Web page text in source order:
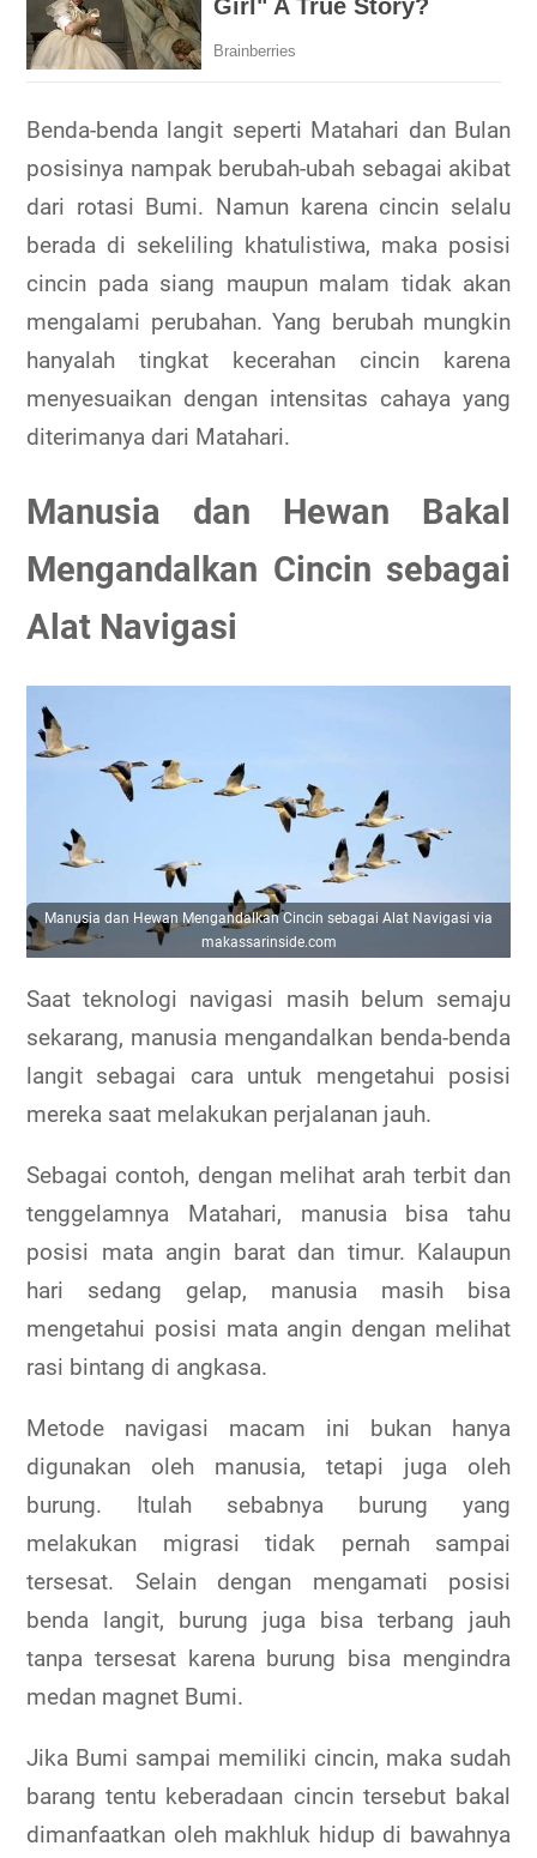
Benda-benda langit seperti Matahari dan Bulan
posisinya nampak berubah-ubah sebagai akibat
dari rotasi Bumi. Namun karena cincin selalu
berada di sekeliling khatulistiwa, maka posisi
cincin pada siang maupun malam tidak akan
mengalami perubahan. Yang berubah mungkin
hanyalah tingkat kecerahan cincin karena
menyesuaikan dengan intensitas cahaya yang
diterimanya dari Matahari.
Manusia dan Hewan Bakal
Mengandalkan Cincin sebagai
Alat Navigasi
Manusia dan Hewan Mengandalkan Cincin sebagai Alat Navigasi via
makassarinside.com
Saat teknologi navigasi masih belum semaju
sekarang, manusia mengandalkan benda-benda
langit sebagai cara untuk mengetahui posisi
mereka saat melakukan perjalanan jauh.
Sebagai contoh, dengan melihat arah terbit dan
tenggelamnya Matahari, manusia bisa tahu
posisi mata angin barat dan timur. Kalaupun
hari sedang gelap, manusia masih bisa
mengetahui posisi mata angin dengan melihat
rasi bintang di angkasa.
Metode navigasi macam ini bukan hanya
digunakan oleh manusia, tetapi juga oleh
burung. Itulah sebabnya burung yang
melakukan migrasi tidak pernah sampai
tersesat. Selain dengan mengamati posisi
benda langit, burung juga bisa terbang jauh
tanpa tersesat karena burung bisa mengindra
medan magnet Bumi.
Jika Bumi sampai memiliki cincin, maka sudah
barang tentu keberadaan cincin tersebut bakal
dimanfaatkan oleh makhluk hidup di bawahnya